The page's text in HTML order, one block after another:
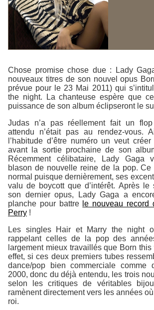
Chose promise chose due : Lady
nouveaux titres de son nouvel opus
prévue pour le 23 Mai 2011) qui
the night. La chanteuse espère que
puissance de son album éclipseront le
Judas n’a pas réellement fait un
attendu n’était pas au rendez-vous.
l’habitude d’être numéro un veut
avant la sortie prochaine de son
Récemment célibataire, Lady Gaga
blason de nouvelle reine de la pop.
normal puisque dernièrement, ses
valu de boycott que d’intérêt. Après le
son dernier opus, Lady Gaga a
planche pour battre le nouveau record
Perry !
Les singles Hair et Marry the night
rappelant celles de la pop des
largement mieux travaillés que Born
effet, si ces deux premiers tubes
dance/pop bien commerciale comme
2000, donc du déjà entendu, les trois
selon les critiques de véritables
ramènent directement vers les années
roi.